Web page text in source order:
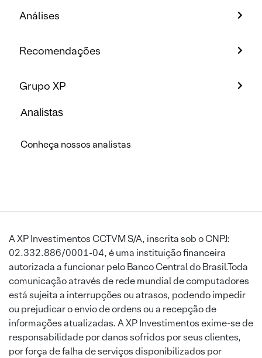
Análises
Recomendações
Grupo XP
Analistas
Conheça nossos analistas
A XP Investimentos CCTVM S/A, inscrita sob o CNPJ:
02.332.886/0001-04, é uma instituição financeira
autorizada a funcionar pelo Banco Central do Brasil.Toda
comunicação através de rede mundial de computadores
está sujeita a interrupções ou atrasos, podendo impedir
ou prejudicar o envio de ordens ou a recepção de
informações atualizadas. A XP Investimentos exime-se de
responsabilidade por danos sofridos por seus clientes,
por força de falha de serviços disponibilizados por